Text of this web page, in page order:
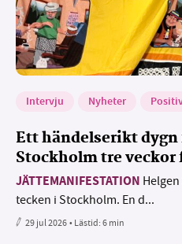
Intervju Nyheter
Ett händelserikt
Stockholm tre veckor
JÄTTEMANIFESTATION
tecken i Stockholm. En d...
29 jul 2026• Lästid:6 min